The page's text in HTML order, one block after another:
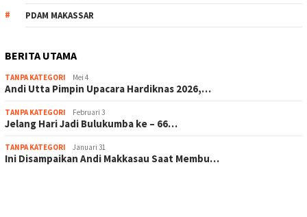
PDAM MAKASSAR
BERITA UTAMA
TANPA KATEGORI Mei 4
Andi Utta Pimpin Upacara Hardiknas 2026,…
TANPA KATEGORI Februari 3
Jelang Hari Jadi Bulukumba ke – 66…
TANPA KATEGORI Januari 31
Ini Disampaikan Andi Makkasau Saat Membu…